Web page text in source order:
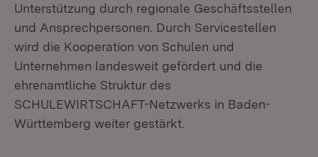
Unterstützung durch regionale Geschäftsstellen
und Ansprechpersonen. Durch Servicestellen
wird die Kooperation von Schulen und
Unternehmen landesweit gefördert und die
ehrenamtliche Struktur des
SCHULEWIRTSCHAFT-Netzwerks in Baden-
Württemberg weiter gestärkt.